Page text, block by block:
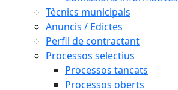
Tècnics municipals
Anuncis / Edictes
Perfil de contractant
Processos selectius
Processos tancats
Processos oberts